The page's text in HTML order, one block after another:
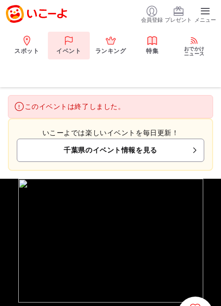
会員登録 プレゼント メニュー
スポット イベント ランキング 特集
おでかけ
ニュース
このイベントは終了しました。
いこーよでは楽しいイベントを毎日更新！
千葉県のイベント情報を見る